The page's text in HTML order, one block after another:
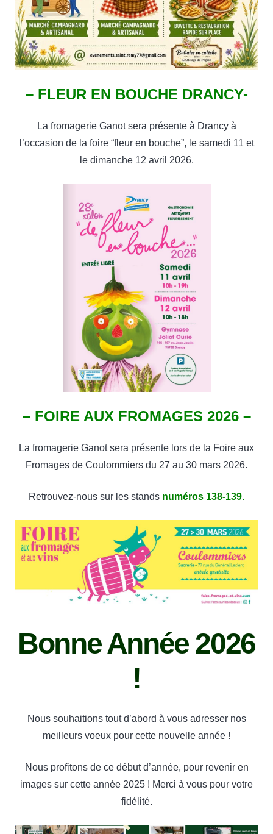
– FLEUR EN BOUCHE DRANCY-
La fromagerie Ganot sera présente à Drancy à
l’occasion de la foire “fleur en bouche”, le samedi 11 et
le dimanche 12 avril 2026.
– FOIRE AUX FROMAGES 2026 –
La fromagerie Ganot sera présente lors de la Foire aux
Fromages de Coulommiers du 27 au 30 mars 2026.
Retrouvez-nous sur les stands numéros 138-139.
Bonne Année 2026
!
Nous souhaitions tout d’abord à vous adresser nos
meilleurs voeux pour cette nouvelle année !
Nous profitons de ce début d’année, pour revenir en
images sur cette année 2025 ! Merci à vous pour votre
fidélité.